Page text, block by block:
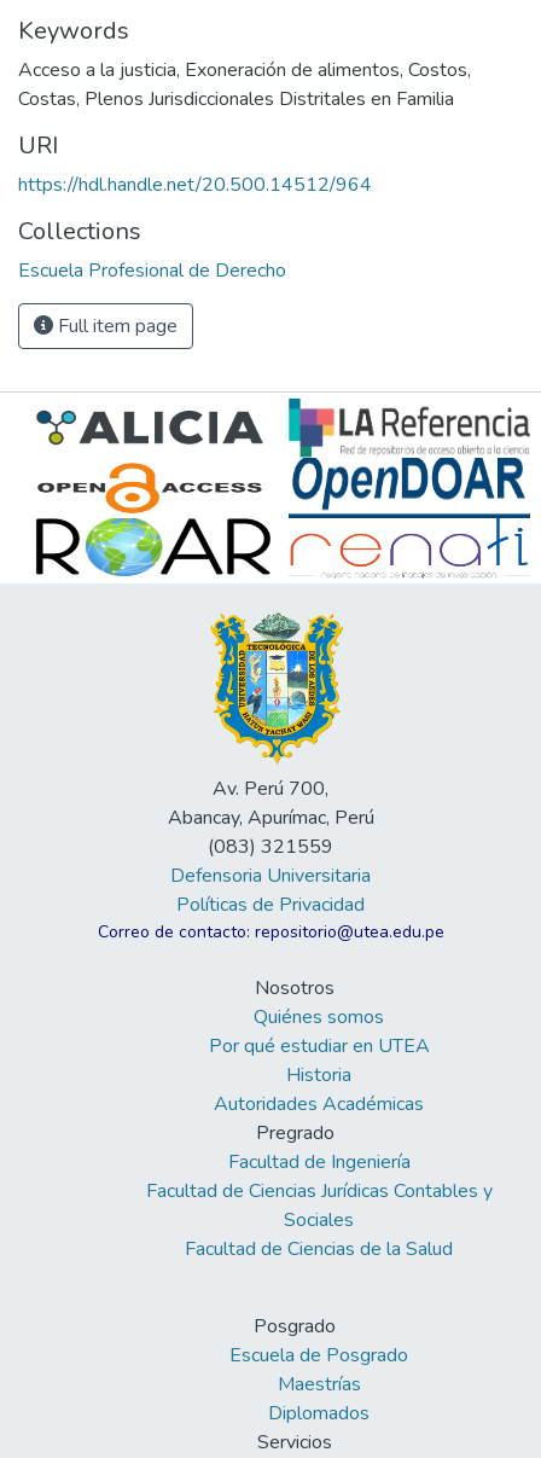
Keywords
Acceso a la justicia, Exoneración de alimentos, Costos,
Costas, Plenos Jurisdiccionales Distritales en Familia
URI
https://hdl.handle.net/20.500.14512/964
Collections
Escuela Profesional de Derecho
Full item page
Av. Perú 700,
Abancay, Apurímac, Perú
(083) 321559
Defensoria Universitaria
Políticas de Privacidad
Correo de contacto: repositorio@utea.edu.pe
Nosotros
Quiénes somos
Por qué estudiar en UTEA
Historia
Autoridades Académicas
Pregrado
Facultad de Ingeniería
Facultad de Ciencias Jurídicas Contables y
Sociales
Facultad de Ciencias de la Salud
Posgrado
Escuela de Posgrado
Maestrías
Diplomados
Servicios